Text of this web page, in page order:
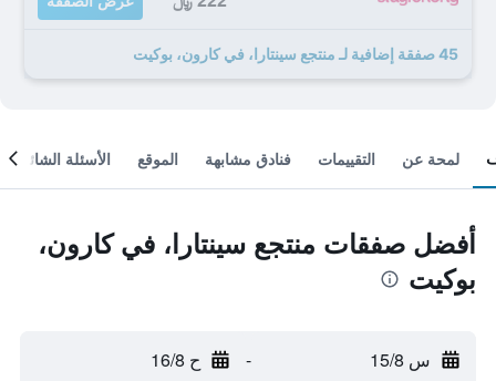
45 صفقة إضافية لـ منتجع سينتارا، في كارون، بوكيت
لمحة عن التقييمات فنادق مشابهة الموقع الأسئلة الشائعة
أفضل صفقات منتجع سينتارا، في كارون،
بوكيت
س 15/8 - ح 16/8